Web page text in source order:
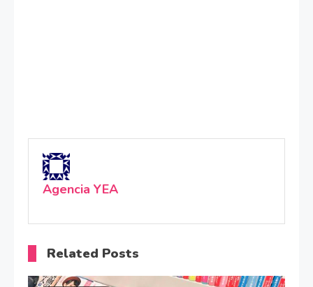
Agencia YEA
Related Posts